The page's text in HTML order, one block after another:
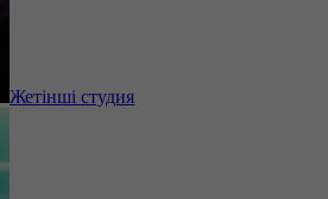
Жетінші студия